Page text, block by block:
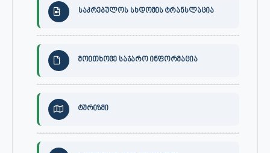
საკრებულოს სხდომის ტრანსლაცია
მოითხოვე საჯარო ინფორმაცია
ტურიზმი